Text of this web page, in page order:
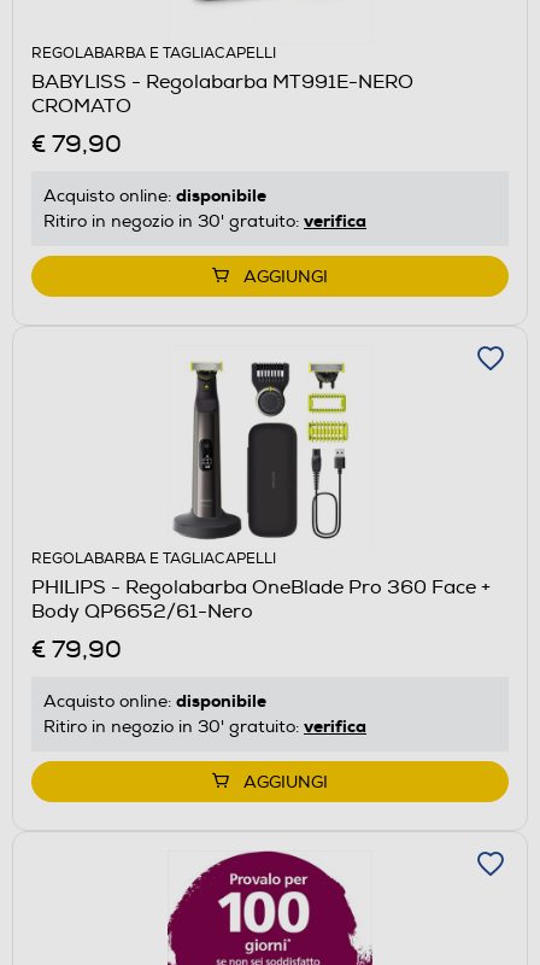
REGOLABARBA E TAGLIACAPELLI
BABYLISS - Regolabarba MT991E-NERO
CROMATO
€ 79,90
Acquisto online: disponibile
Ritiro in negozio in 30' gratuito: verifica
AGGIUNGI
REGOLABARBA E TAGLIACAPELLI
PHILIPS - Regolabarba OneBlade Pro 360 Face +
Body QP6652/61-Nero
€ 79,90
Acquisto online: disponibile
Ritiro in negozio in 30' gratuito: verifica
AGGIUNGI